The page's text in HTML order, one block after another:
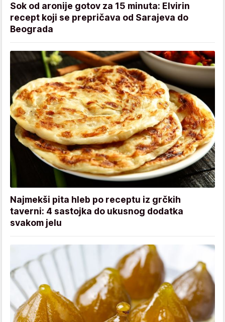
Sok od aronije gotov za 15 minuta: Elvirin
recept koji se prepričava od Sarajeva do
Beograda
Najmekši pita hleb po receptu iz grčkih
taverni: 4 sastojka do ukusnog dodatka
svakom jelu